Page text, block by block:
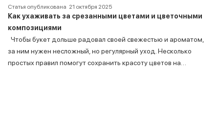
Статья опубликована 21 октября 2025
Как ухаживать за срезанными цветами и цветочными
композициями
Чтобы букет дольше радовал своей свежестью и ароматом,
за ним нужен несложный, но регулярный уход. Несколько
простых правил помогут сохранить красоту цветов на…